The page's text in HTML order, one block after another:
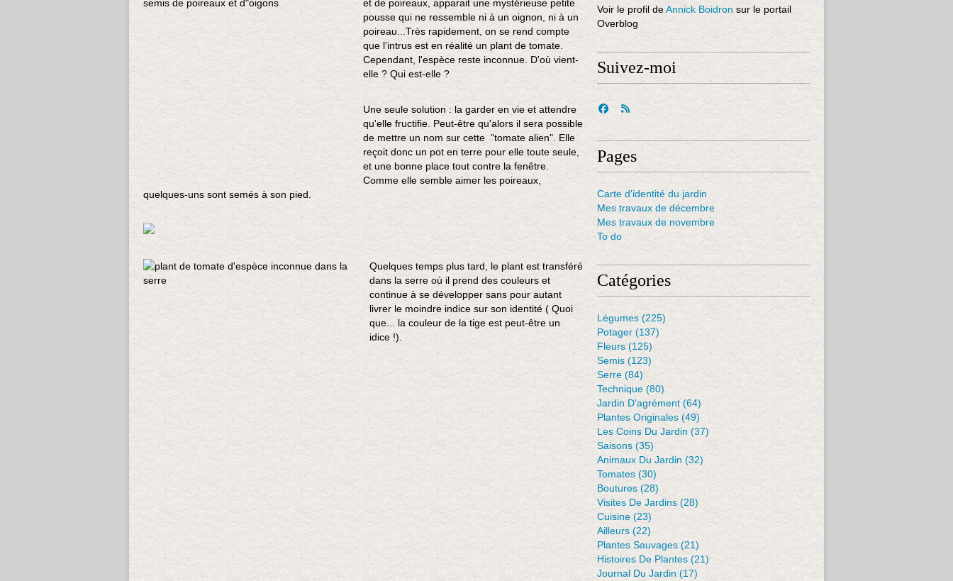
et de poireaux, apparait une mystérieuse petite
pousse qui ne ressemble ni à un oignon, ni à un
poireau...Très rapidement, on se rend compte
que l'intrus est en réalité un plant de tomate.
Cependant, l'espèce reste inconnue. D'où vient-
elle ? Qui est-elle ?
Une seule solution : la garder en vie et attendre
qu'elle fructifie. Peut-être qu'alors il sera possible
de mettre un nom sur cette "tomate alien". Elle
reçoit donc un pot en terre pour elle toute seule,
et une bonne place tout contre la fenêtre.
Comme elle semble aimer les poireaux,
quelques-uns sont semés à son pied.
Quelques temps plus tard, le plant est transféré
dans la serre où il prend des couleurs et
continue à se développer sans pour autant
livrer le moindre indice sur son identité ( Quoi
que... la couleur de la tige est peut-être un
idice !).
Voir le profil deAnnick Boidron sur le portail
Overblog
Suivez-moi
Pages
Carte d'identité du jardin
Mes travaux de décembre
Mes travaux de novembre
To do
Catégories
Légumes (225)
Potager (137)
Fleurs (125)
Semis (123)
Serre (84)
Technique (80)
Jardin D'agrément (64)
Plantes Originales (49)
Les Coins Du Jardin (37)
Saisons (35)
Animaux Du Jardin (32)
Tomates (30)
Boutures (28)
Visites De Jardins (28)
Cuisine (23)
Ailleurs (22)
Plantes Sauvages (21)
Histoires De Plantes (21)
Journal Du Jardin (17)